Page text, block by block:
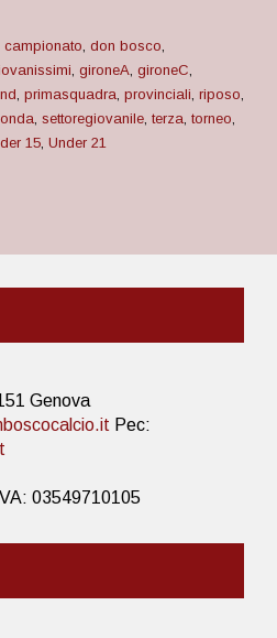
campionato, don bosco,
, gironeA, gironeC,
, primasquadra, provinciali, riposo,
, settoregiovanile, terza, torneo,
15, Under 21
Genova
Pec:
03549710105